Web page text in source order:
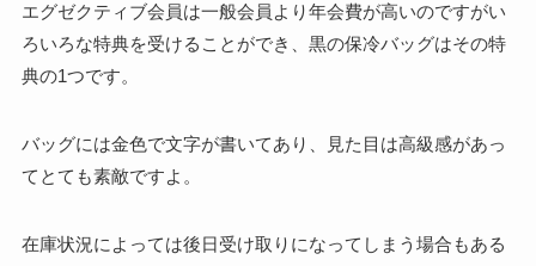
エグゼクティブ会員は一般会員より年会費が高いのですがい
ろいろな特典を受けることができ​、​黒の保冷バッグはその特
典の1つです。
バッグには金色で文字が書いてあり、見た目は高級感があっ
てとても素敵ですよ。
在庫状況によっては後日受け取りになってしまう場合もある